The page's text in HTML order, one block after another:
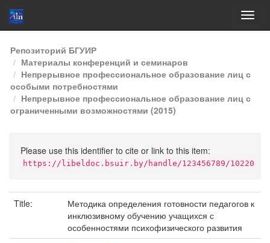
Skip
navigation
Репозиторий БГУИР
Материалы конференций и семинаров
Непрерывное профессиональное образование лиц с
особыми потребностями
Непрерывное профессиональное образование лиц с
ограниченными возможностями (2015)
Please use this identifier to cite or link to this item:
https://libeldoc.bsuir.by/handle/123456789/10220
Title:
Методика определения готовности педагогов к
инклюзивному обучению учащихся с
особенностями психофизического развития